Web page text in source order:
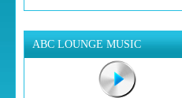
ABC LOUNGE MUSIC